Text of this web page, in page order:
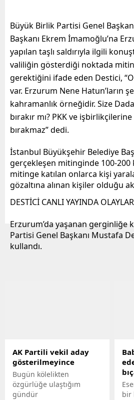
Büyük Birlik Partisi Genel
Başkanı Ekrem İmamoğlu’na
yapılan taşlı saldırıyla ilgili
valiliğin gösterdiği noktada
gerektiğini ifade eden Destici,
var. Erzurum Nene Hatun’ların
kahramanlık örneğidir. Size
bırakır mı? PKK ve
bırakmaz” dedi.
İstanbul Büyükşehir Belediye
gerçekleşen mitinginde 100-200
mitinge katılan onlarca kişi
gözaltına alınan kişiler olduğu
DESTİCİ CANLI YAYINDA
Erzurum’da yaşanan gerginliğe
Partisi Genel Başkanı Mustafa
kullandı.
AK Partili vekil aday
gösterilmeyince
Bugün kölelikten
özgürlüğe ulaştığım
gündür
bir